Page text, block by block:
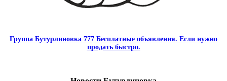
Группа Бутурлиновка 777 Бесплатные объявления. Если нужно
продать быстро.